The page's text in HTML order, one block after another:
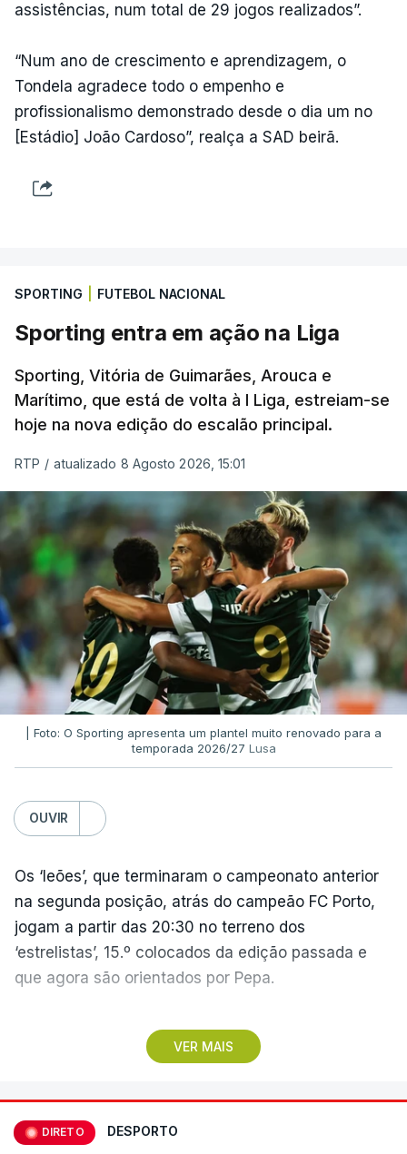
assistências, num total de 29 jogos realizados”.
“Num ano de crescimento e aprendizagem, o
Tondela agradece todo o empenho e
profissionalismo demonstrado desde o dia um no
[Estádio] João Cardoso”, realça a SAD beirã.
SPORTING FUTEBOL NACIONAL
Sporting entra em ação na Liga
Sporting, Vitória de Guimarães, Arouca e
Marítimo, que está de volta à I Liga, estreiam-se
hoje na nova edição do escalão principal.
RTP / atualizado 8 Agosto 2026, 15:01
| Foto: O Sporting apresenta um plantel muito renovado para a
temporada 2026/27 Lusa
OUVIR
VER MAIS
Os ‘leões’, que terminaram o campeonato anterior
na segunda posição, atrás do campeão FC Porto,
jogam a partir das 20:30 no terreno dos
‘estrelistas’, 15.º colocados da edição passada e
que agora são orientados por Pepa.
No primeiro encontro do dia, o Marítimo, vencedor
da II Liga, vai assinalar o regresso à 'elite' após
casa (15:30), diante do Casa Pia, formação que
apenas garantiu a manutenção no play-off.
DIRETO DESPORTO